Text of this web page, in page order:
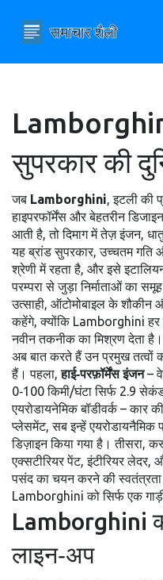
सुपरकार की
जब Lamborghini,इटली की
हाइपरफॉर्मेंस और बेहतरीन
आती है, तो दिमाग में तेज़ इंजन,
यह ब्रांडसुपरकार,उच्चतम गति
श्रेणी में रहता है, और इसे
परम्परा से जुड़ा निर्माताओं का समूह
उत्साही, ऑटोमोबाइल के शौकीन
कहेंगे, क्योंकि Lamborghini हर
नवीन तकनीक का मिश्रण देता है।
अब बात करते हैं उन प्रमुख
हैं। पहला,हाई‑परफ़ॉर्मेंस इंजन–
0‑100 किमी/घंटा सिर्फ 2.9
एयरोडायनेमिक बॉडीवर्क –
प्लेसमेंट, सब इन्हें
डिज़ाइन किया गया है। तीसरा,
एक्सटीरियर पेंट, इंटीरियर लेदर,
पसंद का चयन करने की
Lamborghini को सिर्फ एक
Lamborghini
लाइन‑अप